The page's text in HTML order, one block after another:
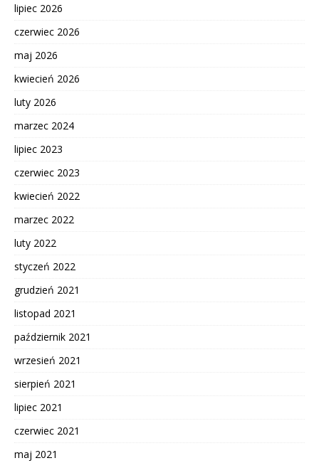
lipiec 2026
czerwiec 2026
maj 2026
kwiecień 2026
luty 2026
marzec 2024
lipiec 2023
czerwiec 2023
kwiecień 2022
marzec 2022
luty 2022
styczeń 2022
grudzień 2021
listopad 2021
październik 2021
wrzesień 2021
sierpień 2021
lipiec 2021
czerwiec 2021
maj 2021